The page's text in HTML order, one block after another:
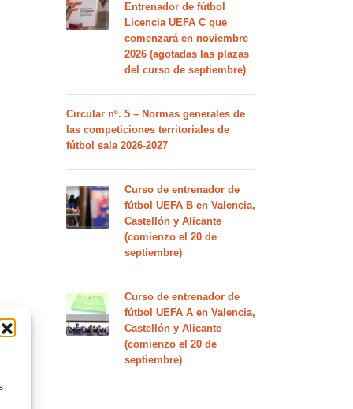
Entrenador de fútbol
Licencia UEFA C que
comenzará en noviembre
2026 (agotadas las plazas
del curso de septiembre)
Circular nº. 5 – Normas generales de
las competiciones territoriales de
fútbol sala 2026-2027
Curso de entrenador de
fútbol UEFA B en Valencia,
Castellón y Alicante
(comienzo el 20 de
septiembre)
Curso de entrenador de
fútbol UEFA A en Valencia,
Castellón y Alicante
(comienzo el 20 de
septiembre)